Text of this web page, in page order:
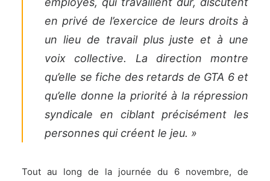
en privé de l’exercice de leurs droits à
un lieu de travail plus juste et à une
voix collective. La direction montre
qu’elle se fiche des retards de GTA 6 et
qu’elle donne la priorité à la répression
syndicale en ciblant précisément les
personnes qui créent le jeu. »
Tout au long de la journée du 6 novembre, de